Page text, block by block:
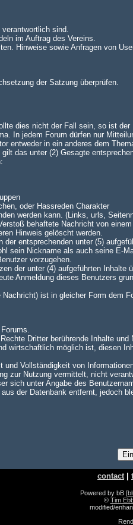
sind.
im Auftrag des Vereins.
Hinweise sowie Anfragen von
der Satzung überprüfen.
dies nicht der Fall sein, so ist
In jedem Forum dürfen nur
entweder in ein anderes dem
das unter (2) Gesagte
oder Hassreden Charakter
werden kann. (Links, urls,
behaftete Nachricht von
Hinweis gelöscht werden.
entsprechenden unter (5)
sein Nickname als auch seine E-
vorzugehen.
der unter (4) aufgeführten
Anmeldung dieses Benutzers
ist in gleicher Form dem
Dritter berührende Inhalte
wirtschaftlich möglich ist, diesen
Vollständigkeit von
zur Nutzung vermittelt, nicht
sich unter Angabe des
der Datenbank entfernt, jedoch
contact|
Powered by bB
© Tim
modified/